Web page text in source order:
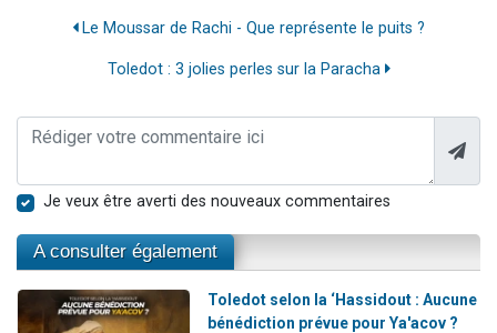
Le Moussar de Rachi - Que représente le puits ?
Toledot : 3 jolies perles sur la Paracha
Je veux être averti des nouveaux commentaires
A consulter également
Toledot selon la ‘Hassidout : Aucune
bénédiction prévue pour Ya'acov ?